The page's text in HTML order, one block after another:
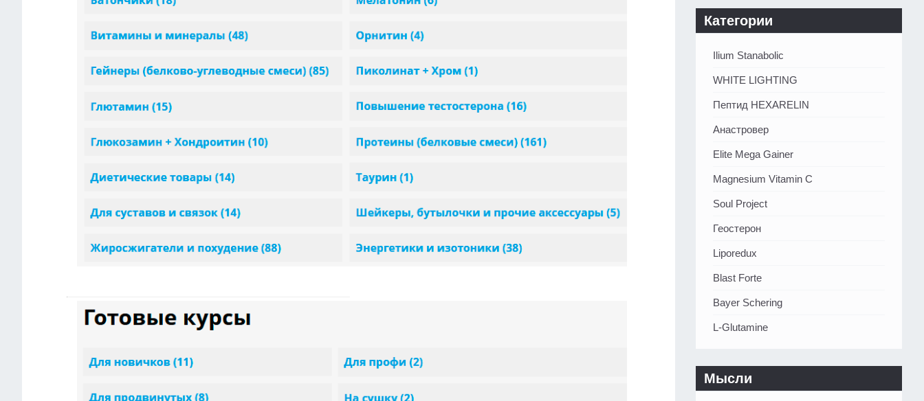
Категории
Ilium Stanabolic
WHITE LIGHTING
Пептид HEXARELIN
Анастровер
Elite Mega Gainer
Magnesium Vitamin C
Soul Project
Геостерон
Liporedux
Blast Forte
Bayer Schering
L-Glutamine
Мысли